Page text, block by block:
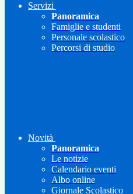
Servizi
Panoramica
Famiglie e studenti
Personale scolastico
Percorsi di studio
Novità
Panoramica
Le notizie
Calendario eventi
Albo online
Giornale Scolastico